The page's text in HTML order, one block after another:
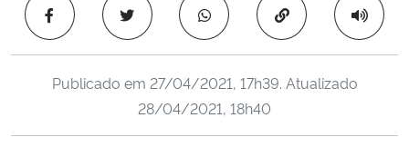
Ministério da Saúde
Ministério de Minas e Energia
Ministério da Ciência, Tecnologia, Inovações e Comunicações
Copiar para área
Publicado em 27/04/2021, 17h39. Atualizado
28/04/2021, 18h40